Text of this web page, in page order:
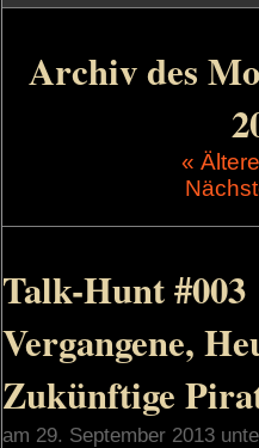
Archiv des
«
Talk-Hunt #003
Vergangene,
Zukünftige
am 29. September 2013